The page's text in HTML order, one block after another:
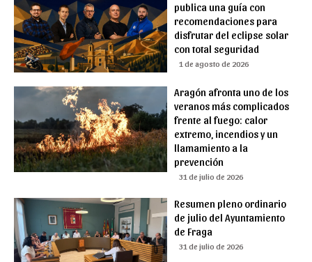
publica una guía con
recomendaciones para
disfrutar del eclipse solar
con total seguridad
1 de agosto de 2026
Aragón afronta uno de los
veranos más complicados
frente al fuego: calor
extremo, incendios y un
llamamiento a la
prevención
31 de julio de 2026
Resumen pleno ordinario
de julio del Ayuntamiento
de Fraga
31 de julio de 2026